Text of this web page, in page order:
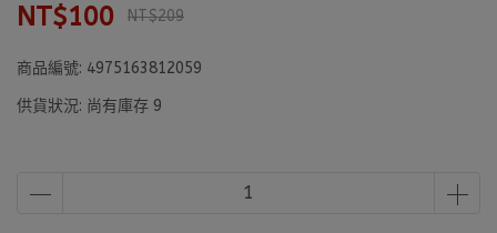
NT$100 NT$209
商品編號: 4975163812059
供貨狀況: 尚有庫存 9